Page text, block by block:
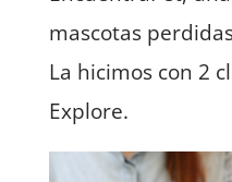
mascotas
La hicimos con 2
Explore.